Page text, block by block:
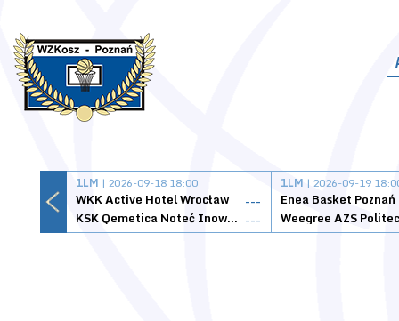
1LM | 2026-09-18 18:00
WKK Active Hotel Wrocław
---
KSK Qemetica Noteć Inowrocław ---
1LM | 2026-09-19
Enea Basket Poznań